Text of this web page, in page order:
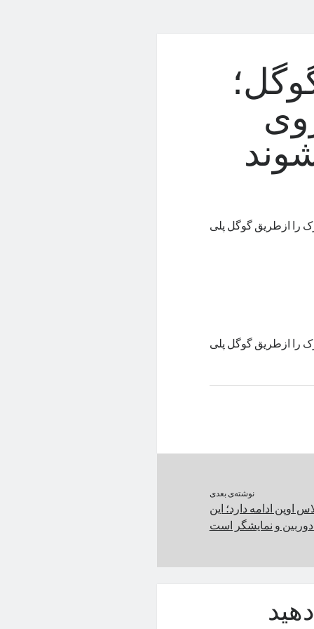
بنچمارک را ازطریق گوگل پلی
بنچمارک را ازطریق گوگل پلی
نوشته‌ی بعدی
اوپن ادامه دارد؛ این
دوربین و نمایشگر است